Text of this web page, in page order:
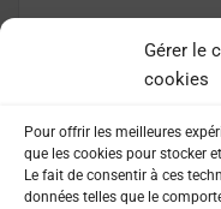
Gérer le
cookies
Pour offrir les meilleures
que les cookies pour stocker
Le fait de consentir à ces
données telles que le
LIRE LA SUITE